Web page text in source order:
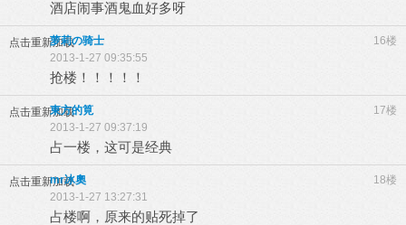
酒店闹事酒鬼血好多呀
点击重新加载 16楼
萝莉の骑士
2013-1-27 09:35:55
抢楼！！！！！
点击重新加载 17楼
東方的筧
2013-1-27 09:37:19
占一楼，这可是经典
点击重新加载 18楼
mr冰奧
2013-1-27 13:27:31
占楼啊，原来的贴死掉了